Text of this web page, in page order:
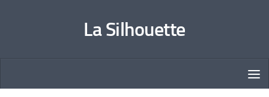
La Silhouette